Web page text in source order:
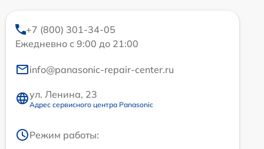
+7 (800) 301-34-05
Ежедневно с 9:00 до 21:00
info@panasonic-repair-center.ru
ул. Ленина, 23
Адрес сервисного центра Panasonic
Режим работы: